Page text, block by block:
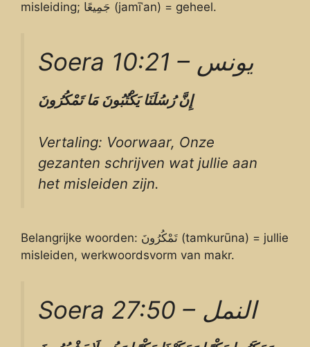
misleiding; جَمِيعًا (jamīʿan) = geheel.
Soera 10:21 – يونس
إِنَّرُسُلَنَايَكْتُبُونَمَاتَمْكُرُونَ
Vertaling: Voorwaar, Onze
gezanten schrijven wat jullie aan
het misleiden zijn.
Belangrijke woorden: تَمْكُرُونَ (tamkurūna) = jullie
misleiden, werkwoordsvorm van makr.
Soera 27:50 – النمل